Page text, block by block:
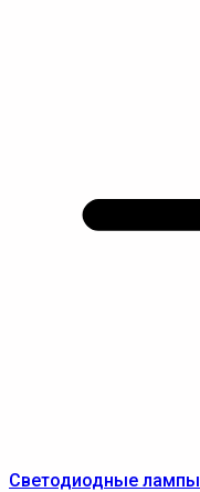
Светодиодные лампы